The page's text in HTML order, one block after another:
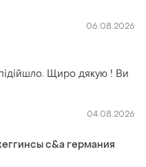
06.08.2026
Щиро дякую ! Ви
04.08.2026
c&a германия